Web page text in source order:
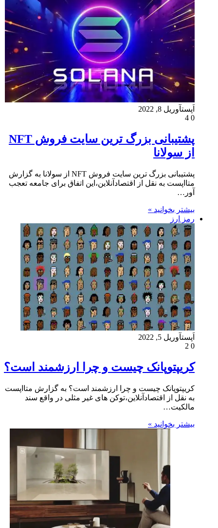
اَپستآوریل 8, 2022
0
پشتیبانی بزرگ ترین سایت فروش NFT
از سولانا
پشتیبانی بزرگ ترین سایت فروش NFT از سولانا به گزارش
متااپست به نقل از اقتصادآنلاین،این اتفاق برای جامعه تعجب
آور…
بیشتر بخوانید »
رمز ارز
اَپستآوریل 5, 2022
0
کریپتوپانک چیست و چرا ارزشمند است؟
کریپتوپانک چیست و چرا ارزشمند است؟ به گزارش متااپست
به نقل از اقتصادآنلاین،توکن های غیر مثلی در واقع سند
مالکیت…
بیشتر بخوانید »